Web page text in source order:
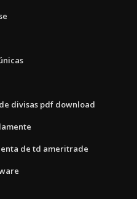
divisas pdf download
de td ameritrade